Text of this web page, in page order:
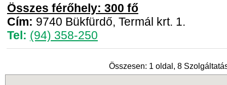
Összes férőhely: 300 fő
Cím: 9740 Bükfürdő, Termál krt. 1.
Tel: (94) 358-250
Összesen: 1 oldal, 8